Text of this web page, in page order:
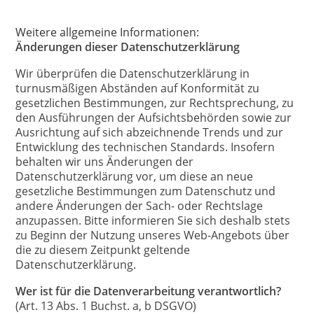
Weitere allgemeine Informationen:
Änderungen dieser Datenschutzerklärung
Wir überprüfen die Datenschutzerklärung in
turnusmäßigen Abständen auf Konformität zu
gesetzlichen Bestimmungen, zur Rechtsprechung, zu
den Ausführungen der Aufsichtsbehörden sowie zur
Ausrichtung auf sich abzeichnende Trends und zur
Entwicklung des technischen Standards. Insofern
behalten wir uns Änderungen der
Datenschutzerklärung vor, um diese an neue
gesetzliche Bestimmungen zum Datenschutz und
andere Änderungen der Sach- oder Rechtslage
anzupassen. Bitte informieren Sie sich deshalb stets
zu Beginn der Nutzung unseres Web-Angebots über
die zu diesem Zeitpunkt geltende
Datenschutzerklärung.
Wer ist für die Datenverarbeitung verantwortlich?
(Art. 13 Abs. 1 Buchst. a, b DSGVO)